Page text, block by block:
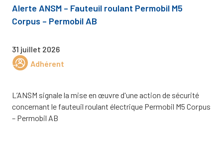
Alerte ANSM – Fauteuil roulant Permobil M5
Corpus – Permobil AB
31 juillet 2026
Adhérent
L’ANSM signale la mise en œuvre d'une action de sécurité
concernant le fauteuil roulant électrique Permobil M5 Corpus
– Permobil AB